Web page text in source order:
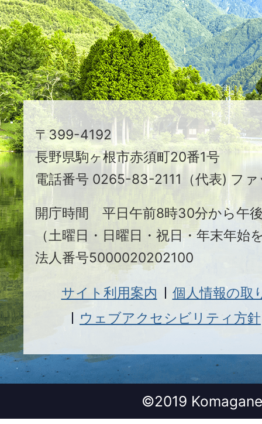
え
る
ま
ち
駒
ヶ
根
市
〒399-4192
長野県駒ヶ根市赤須町20番1号
電話番号 0265-83-2111（代表) フ
開庁時間 平日午前8時30分から午
（土曜日・日曜日・祝日・年末年始
法人番号5000020202100
サイト利用案内
個人情報の取
ウェブアクセシビリティ方針
©2019